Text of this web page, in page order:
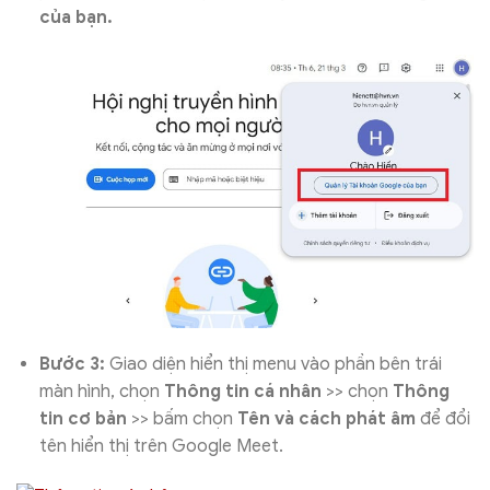
của bạn.
Bước 3: Giao diện hiển thị menu vào phần bên trái
màn hình, chọn Thông tin cá nhân >> chọn Thông
tin cơ bản >> bấm chọn Tên và cách phát âm để đổi
tên hiển thị trên Google Meet.